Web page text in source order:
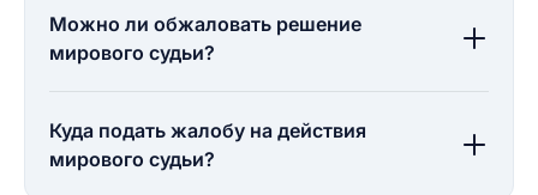
Можно ли обжаловать решение
мирового судьи?
Куда подать жалобу на действия
мирового судьи?